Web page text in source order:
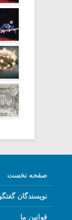
صفحه نخست
نویسندگان
قوانین ما